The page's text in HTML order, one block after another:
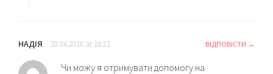
НАДІЯ 20.04.2018 at 18:21 ВІДПОВІСТИ
Чи можу я отримувати допомогу на